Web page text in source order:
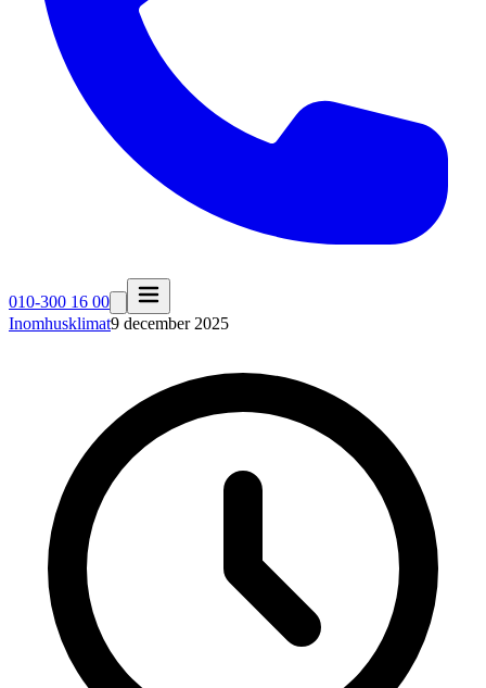
010-300 16 00
Inomhusklimat9 december 2025